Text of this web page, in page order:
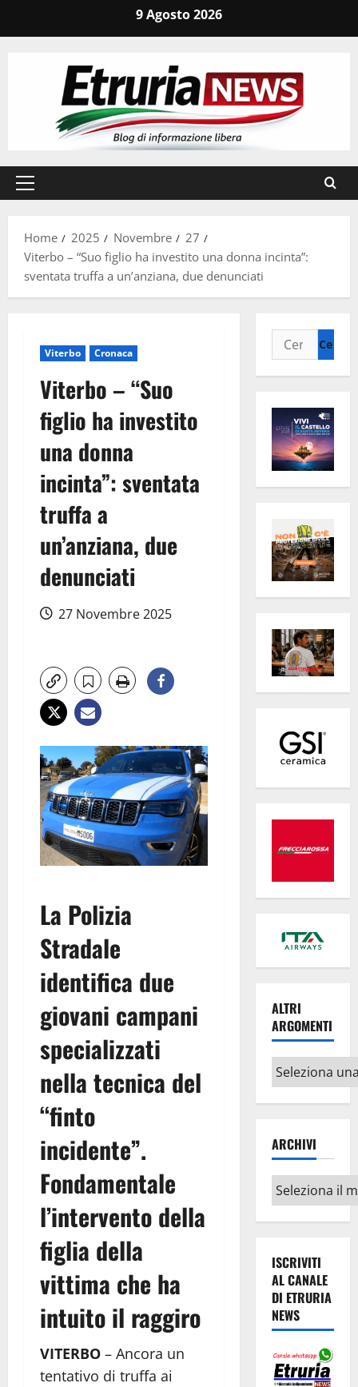
9 Agosto 2026
Menu
Home
2025 Novembre
27
Viterbo – “Suo figlio ha investito una donna incinta”:
sventata truffa a un’anziana, due denunciati
Viterbo Cronaca
Viterbo – “Suo
figlio ha investito
una donna
incinta”: sventata
truffa a
un’anziana, due
denunciati
27 Novembre 2025
La Polizia
Stradale
identifica due
giovani campani
specializzati
nella tecnica del
“finto
incidente”.
Fondamentale
l’intervento della
figlia della
vittima che ha
intuito il raggiro
VITERBO – Ancora un
tentativo di truffa ai
Ricerca
per:
ALTRI
ARGOMENTI
Altri
argomenti
ARCHIVI
Archivi
ISCRIVITI
AL CANALE
DI ETRURIA
NEWS